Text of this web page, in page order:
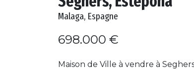
Malaga, Espagne
698.000 €
Maison de Ville à vendre à